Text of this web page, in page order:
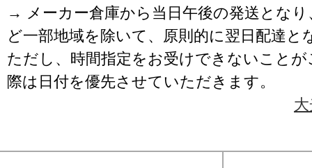
→ メーカー倉庫から当日午後の発送となり
ど一部地域を除いて、原則的に翌日配達と
ただし、時間指定をお受けできないこと
際は日付を優先させていただきます。